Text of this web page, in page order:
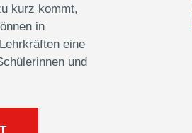
kurz kommt,
in
eine
und